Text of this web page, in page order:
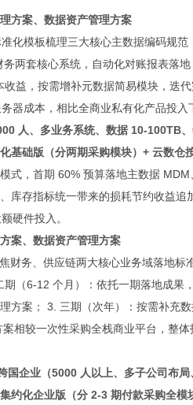
方案、数据资产管理方案
化模板梳理三大核心主数据编码规
两套核心系统，自动化对账报表落
益，按需增补元数据简易模块，迭
器成本，相比全商业私有化产品投入
人、多业务系统、数据 10-100TB
基础版（分两期采购模块）+ 云数仓
式，首期 60% 预算落地主数据
库存指标统一带来的损耗节约收益
硬件投入。
案、数据资产管理方案
财务、供应链两大核心业务域落地
（6-12 个月）：依托一期落地成
方案； 3. 三期（次年）：按需补充
相较一次性采购全栈商业平台，整
国企业（5000 人以上、多子公司布
约化企业版（分 2-3 期付款采购全模